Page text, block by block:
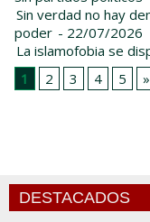
Sin verdad no hay
poder - 22/07/2026
La islamofobia se
1
2 3 4 5 »
DESTACADOS